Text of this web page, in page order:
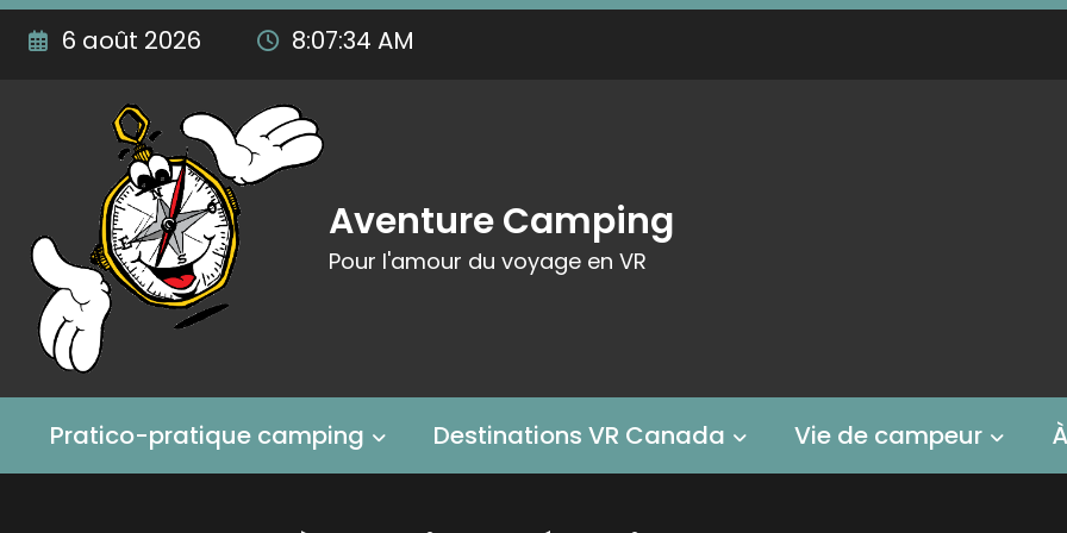
Aller
6 août 2026 8:07:36 AM
Aventure Camping
Pour l'amour du voyage en VR
Pratico-pratique camping Destinations VR Canada Vie de campeur